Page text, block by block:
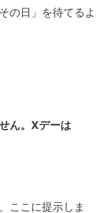
の日」を待てるよ
ん。Xデーは
ここに提示しま